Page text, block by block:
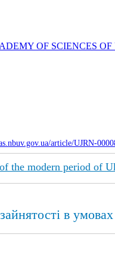
OF SCIENCES
article/UJRN-
the modern period of
в умовах